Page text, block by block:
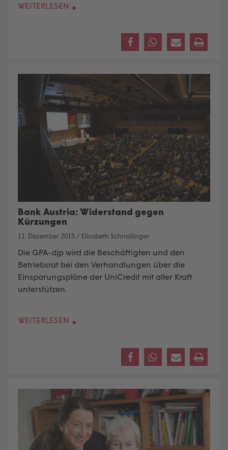
WEITERLESEN
Bank Austria: Widerstand gegen
Kürzungen
11. Dezember 2015 / Elisabeth Schnallinger
Die GPA-djp wird die Beschäftigten und den
Betriebsrat bei den Verhandlungen über die
Einsparungspläne der UniCredit mit aller Kraft
unterstützen.
WEITERLESEN